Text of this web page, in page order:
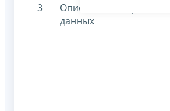
3
Описание набора
данных